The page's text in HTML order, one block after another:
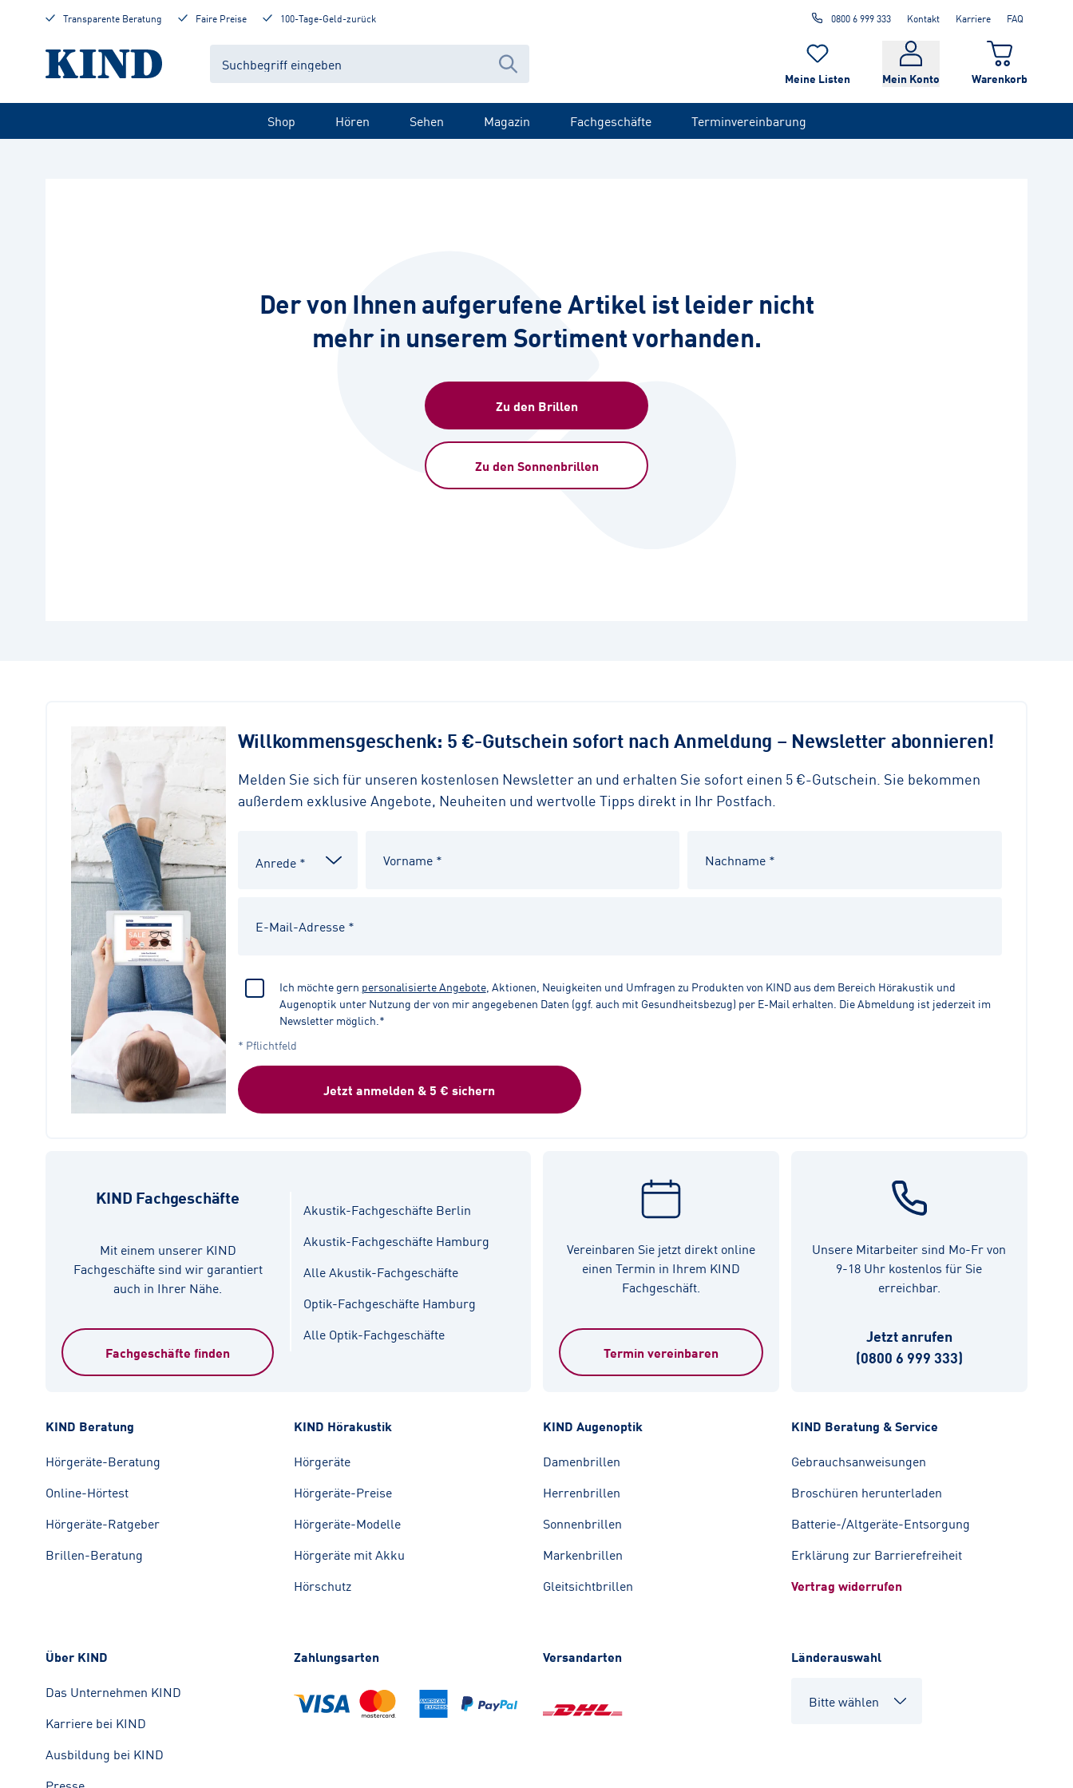
Transparente Beratung Faire Preise 100-Tage-Geld-zurück 0800 6 999 333 Kontakt Karriere FAQ
Meine Listen Mein Konto Warenkorb
Shop Hören Sehen Magazin Fachgeschäfte Terminvereinbarung
Der von Ihnen aufgerufene Artikel ist leider nicht
mehr in unserem Sortiment vorhanden.
Zu den Brillen
Zu den Sonnenbrillen
Willkommensgeschenk: 5 €-Gutschein sofort nach Anmeldung – Newsletter abonnieren!
Melden Sie sich für unseren kostenlosen Newsletter an und erhalten Sie sofort einen 5 €-Gutschein. Sie bekommen
außerdem exklusive Angebote, Neuheiten und wertvolle Tipps direkt in Ihr Postfach.
Ich möchte gern personalisierte Angebote, Aktionen, Neuigkeiten und Umfragen zu Produkten von KIND aus dem Bereich Hörakustik und
Augenoptik unter Nutzung der von mir angegebenen Daten (ggf. auch mit Gesundheitsbezug) per E-Mail erhalten. Die Abmeldung ist jederzeit im
Newsletter möglich.*
* Pflichtfeld
Jetzt anmelden & 5 € sichern
KIND Fachgeschäfte
Mit einem unserer KIND
Fachgeschäfte sind wir garantiert
auch in Ihrer Nähe.
Akustik-Fachgeschäfte Berlin
Akustik-Fachgeschäfte Hamburg
Alle Akustik-Fachgeschäfte
Optik-Fachgeschäfte Hamburg
Alle Optik-Fachgeschäfte
Fachgeschäfte finden
Vereinbaren Sie jetzt direkt online
einen Termin in Ihrem KIND
Fachgeschäft.
Termin vereinbaren
Unsere Mitarbeiter sind Mo-Fr von
9-18 Uhr kostenlos für Sie
erreichbar.
Jetzt anrufen
(0800 6 999 333)
KIND Beratung
Hörgeräte-Beratung
Online-Hörtest
Hörgeräte-Ratgeber
Brillen-Beratung
KIND Hörakustik
Hörgeräte
Hörgeräte-Preise
Hörgeräte-Modelle
Hörgeräte mit Akku
Hörschutz
KIND Augenoptik
Damenbrillen
Herrenbrillen
Sonnenbrillen
Markenbrillen
Gleitsichtbrillen
KIND Beratung & Service
Gebrauchsanweisungen
Broschüren herunterladen
Batterie-/Altgeräte-Entsorgung
Erklärung zur Barrierefreiheit
Vertrag widerrufen
Über KIND
Das Unternehmen KIND
Karriere bei KIND
Ausbildung bei KIND
Zahlungsarten Versandarten Länderauswahl